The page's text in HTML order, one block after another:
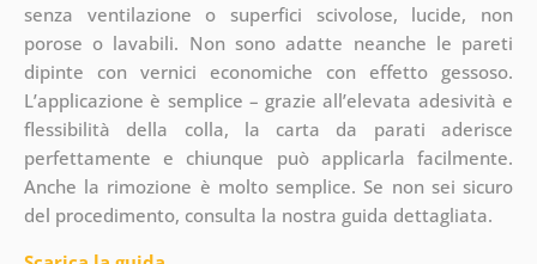
senza ventilazione o superfici scivolose, lucide, non
porose o lavabili. Non sono adatte neanche le pareti
dipinte con vernici economiche con effetto gessoso.
L’applicazione è semplice – grazie all’elevata adesività e
flessibilità della colla, la carta da parati aderisce
perfettamente e chiunque può applicarla facilmente.
Anche la rimozione è molto semplice. Se non sei sicuro
del procedimento, consulta la nostra guida dettagliata.